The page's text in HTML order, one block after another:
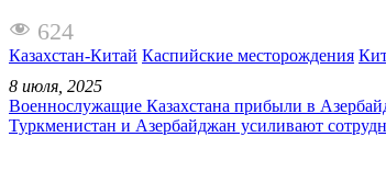
624
Казахстан-Китай Каспийские месторождения
8 июля, 2025
Военнослужащие Казахстана прибыли в
Туркменистан и Азербайджан усиливают